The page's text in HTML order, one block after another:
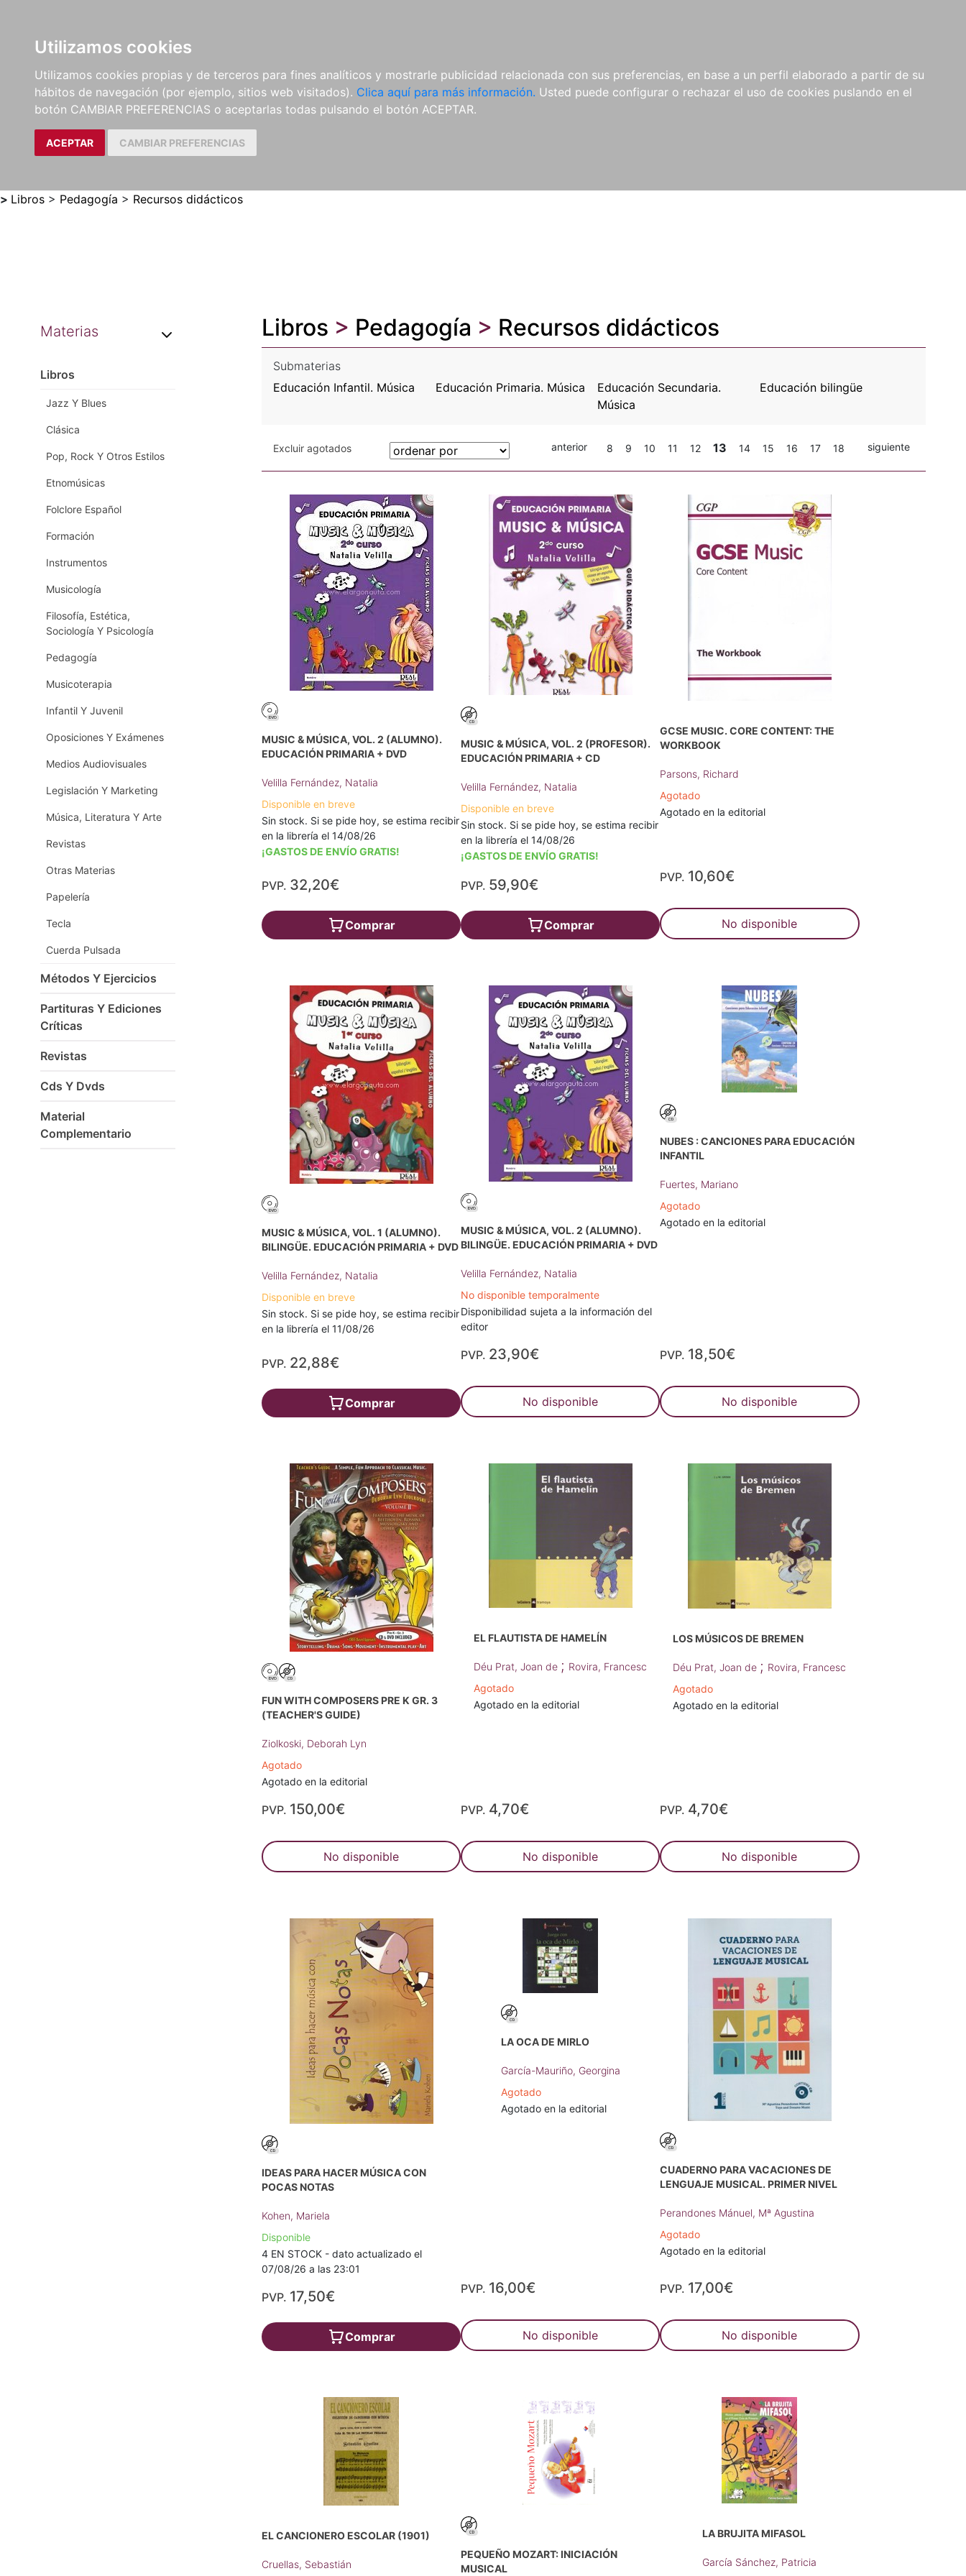
Utilizamos cookies
Utilizamos cookies propias y de terceros para fines analíticos y mostrarle publicidad relacionada con sus preferencias, en base a un perfil elaborado a partir de su
hábitos de navegación (por ejemplo, sitios web visitados). Clica aquí para más información. Usted puede configurar o rechazar el uso de cookies puslando en el
botón CAMBIAR PREFERENCIAS o aceptarlas todas pulsando el botón ACEPTAR.
ACEPTAR CAMBIAR PREFERENCIAS
LIBROS
MÉTODOS Y
EJERCICIOS
PARTITURAS Y EDICIONES
CRÍTICAS
REVISTAS
CDS Y
DVDS
MATERIAL
COMPLEMENTARIO
NOVEDADES NOTICIAS
COMPRAS
INSTITUCIONALES
> Libros > Pedagogía > Recursos didácticos
Materias
Libros
Jazz Y Blues
Clásica
Pop, Rock Y Otros Estilos
Etnomúsicas
Folclore Español
Formación
Instrumentos
Musicología
Filosofía, Estética,
Sociología Y Psicología
Pedagogía
Musicoterapia
Infantil Y Juvenil
Oposiciones Y Exámenes
Medios Audiovisuales
Legislación Y Marketing
Música, Literatura Y Arte
Revistas
Otras Materias
Papelería
Tecla
Cuerda Pulsada
Métodos Y Ejercicios
Partituras Y Ediciones
Críticas
Revistas
Cds Y Dvds
Material
Complementario
Libros > Pedagogía > Recursos didácticos
Submaterias
Educación Infantil. Música
Educación Primaria. Música
Educación Secundaria.
Música
Educación bilingüe
Excluir agotados anterior 8 9 10 11 12 13 14 15 16 17 18 siguiente
MUSIC & MÚSICA, VOL. 2 (ALUMNO).
EDUCACIÓN PRIMARIA + DVD
Velilla Fernández, Natalia
Disponible en breve
Sin stock. Si se pide hoy, se estima recibir
en la librería el 14/08/26
¡GASTOS DE ENVÍO GRATIS!
PVP. 32,20€
Comprar
MUSIC & MÚSICA, VOL. 2 (PROFESOR).
EDUCACIÓN PRIMARIA + CD
Velilla Fernández, Natalia
Disponible en breve
Sin stock. Si se pide hoy, se estima recibir
en la librería el 14/08/26
¡GASTOS DE ENVÍO GRATIS!
PVP. 59,90€
Comprar
GCSE MUSIC. CORE CONTENT: THE
WORKBOOK
Parsons, Richard
Agotado
Agotado en la editorial
PVP. 10,60€
No disponible
MUSIC & MÚSICA, VOL. 1 (ALUMNO).
BILINGÜE. EDUCACIÓN PRIMARIA + DVD
Velilla Fernández, Natalia
Disponible en breve
Sin stock. Si se pide hoy, se estima recibir
en la librería el 11/08/26
PVP. 22,88€
Comprar
MUSIC & MÚSICA, VOL. 2 (ALUMNO).
BILINGÜE. EDUCACIÓN PRIMARIA + DVD
Velilla Fernández, Natalia
No disponible temporalmente
Disponibilidad sujeta a la información del
editor
PVP. 23,90€
No disponible
NUBES : CANCIONES PARA EDUCACIÓN
INFANTIL
Fuertes, Mariano
Agotado
Agotado en la editorial
PVP. 18,50€
No disponible
FUN WITH COMPOSERS PRE K GR. 3
(TEACHER'S GUIDE)
Ziolkoski, Deborah Lyn
Agotado
Agotado en la editorial
PVP. 150,00€
No disponible
EL FLAUTISTA DE HAMELÍN
Déu Prat, Joan de ; Rovira, Francesc
Agotado
Agotado en la editorial
PVP. 4,70€
No disponible
LOS MÚSICOS DE BREMEN
Déu Prat, Joan de ; Rovira, Francesc
Agotado
Agotado en la editorial
PVP. 4,70€
No disponible
IDEAS PARA HACER MÚSICA CON
POCAS NOTAS
Kohen, Mariela
Disponible
4 EN STOCK - dato actualizado el
07/08/26 a las 23:01
PVP. 17,50€
Comprar
LA OCA DE MIRLO
García-Mauriño, Georgina
Agotado
Agotado en la editorial
PVP. 16,00€
No disponible
CUADERNO PARA VACACIONES DE
LENGUAJE MUSICAL. PRIMER NIVEL
Perandones Mánuel, Mª Agustina
Agotado
Agotado en la editorial
PVP. 17,00€
No disponible
EL CANCIONERO ESCOLAR (1901)
Cruellas, Sebastián
PEQUEÑO MOZART: INICIACIÓN
MUSICAL
LA BRUJITA MIFASOL
García Sánchez, Patricia